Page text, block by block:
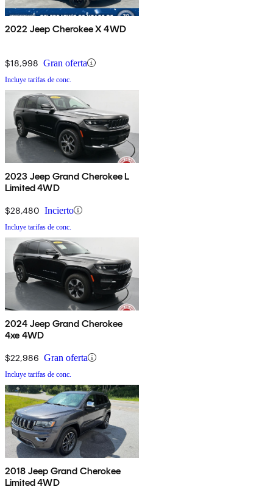
2022 Jeep Cherokee X 4WD
$18,998 Gran oferta
Incluye tarifas de conc.
2023 Jeep Grand Cherokee L
Limited 4WD
$28,480 Incierto
Incluye tarifas de conc.
2024 Jeep Grand Cherokee
4xe 4WD
$22,986 Gran oferta
Incluye tarifas de conc.
2018 Jeep Grand Cherokee
Limited 4WD